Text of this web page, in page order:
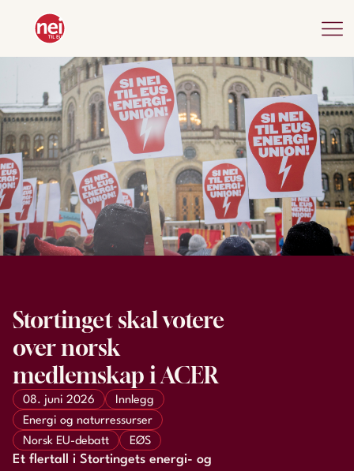
Stortinget skal votere
over norsk
medlemskap i ACER
08. juni 2026
Innlegg
Energi og naturressurser
Norsk EU-debatt
EØS
Et flertall i Stortingets energi- og